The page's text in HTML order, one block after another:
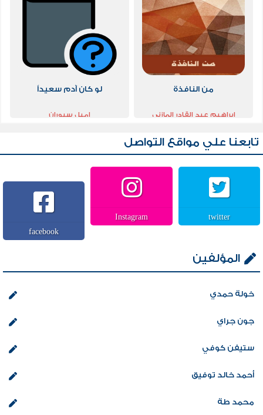
من النافذة
ابراهيم عبد القادر المازني
لو كان آدم سعيداً
اميل سيوران
تابعنا علي مواقع التواصل
twitter
Instagram
facebook
المؤلفين
خولة حمدي
جون جراي
ستيفن كوفي
أحمد خالد توفيق
محمد طة